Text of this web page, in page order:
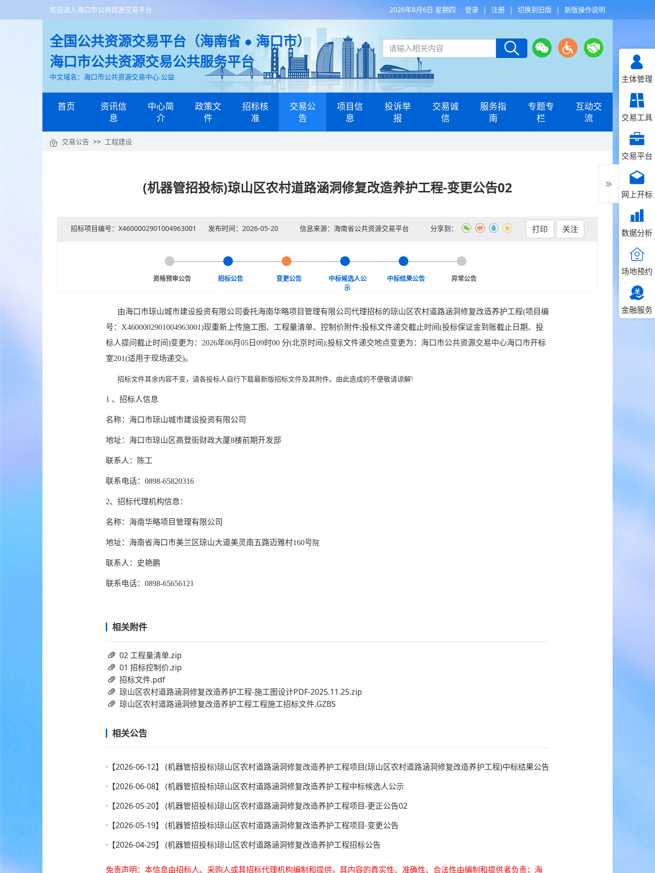
欢迎进入海口市公共资源交易平台 2026年8月6日 星期四 登录 | 注册 | 切换到旧版 | 新版操作说明
全国公共资源交易平台（海南省 ● 海口市）
海口市公共资源交易公共服务平台
中文域名：海口市公共资源交易中心.公益
首页
资讯信
息
中心简
介
政策文
件
招标核
准
交易公
告
项目信
息
投诉举
报
交易诚
信
服务指
南
专题专
栏
互动交
流
交易公告 >> 工程建设
(机器管招投标)琼山区农村道路涵洞修复改造养护工程-变更公告02
招标项目编号：X4600002901004963001 发布时间： 2026-05-20 信息来源：海南省公共资源交易平台 分享到： 打印 关注
资格预审公告 招标公告 变更公告
中标候选人公
示
中标结果公告 异常公告
由海口市琼山城市建设投资有限公司委托海南华略项目管理有限公司代理招标的琼山区农村道路涵洞修复改造养护工程(项目编
号：X4600002901004963001)现重新上传施工图、工程量清单、控制价附件;投标文件递交截止时间(投标保证金到账截止日期、投
标人提问截止时间)变更为：2026年06月05日09时00 分(北京时间);投标文件递交地点变更为：海口市公共资源交易中心海口市开标
室201(适用于现场递交)。
招标文件其余内容不变，请各投标人自行下载最新版招标文件及其附件。由此造成的不便敬请谅解!
1 、招标人信息
名称：海口市琼山城市建设投资有限公司
地址：海口市琼山区高登街财政大厦8楼前期开发部
联系人：陈工
联系电话：0898-65820316
2、招标代理机构信息：
名称：海南华略项目管理有限公司
地址：海南省海口市美兰区琼山大道美灵南五路迈雅村160号 院
联系人：史艳鹏
联系电话：0898-65656121
相关附件
02 工程量清单.zip
01 招标控制价.zip
招标文件.pdf
琼山区农村道路涵洞修复改造养护工程-施工图设计PDF-2025.11.25.zip
琼山区农村道路涵洞修复改造养护工程工程施工招标文件.GZBS
相关公告
· 【2026-06-12】
(机器管招投标)琼山区农村道路涵洞修复改造养护工程项目(琼山区农村道路涵洞修复改造养护工程)中标结果公告
· 【2026-06-08】
(机器管招投标)琼山区农村道路涵洞修复改造养护工程中标候选人公示
· 【2026-05-20】
(机器管招投标)琼山区农村道路涵洞修复改造养护工程项目-更正公告02
· 【2026-05-19】
(机器管招投标)琼山区农村道路涵洞修复改造养护工程项目-变更公告
· 【2026-04-29】 (机器管招投标)琼山区农村道路涵洞修复改造养护工程招标公告
免责声明：本信息由招标人、采购人或其招标代理机构编制和提供，其内容的真实性、准确性、合法性由编制和提供者负责；海
主体管理
交易工具
交易平台
网上开标
数据分析
场地预约
金融服务